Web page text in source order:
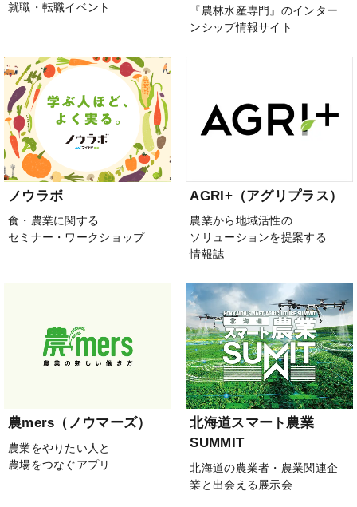
就職・転職イベント
『農林水産専門』のインター
ンシップ情報サイト
ノウラボ
食・農業に関する
セミナー・ワークショップ
AGRI+（アグリプラス）
農業から地域活性の
ソリューションを提案する
情報誌
農mers（ノウマーズ）
農業をやりたい人と
農場をつなぐアプリ
北海道スマート農業
SUMMIT
北海道の農業者・農業関連企
業と出会える展示会